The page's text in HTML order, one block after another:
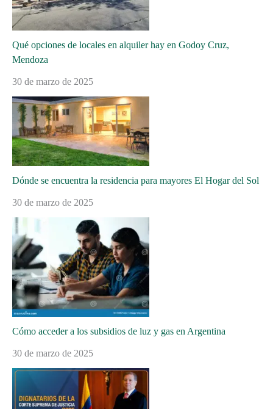
Qué opciones de locales en alquiler hay en Godoy Cruz,
Mendoza
30 de marzo de 2025
Dónde se encuentra la residencia para mayores El Hogar del Sol
30 de marzo de 2025
Cómo acceder a los subsidios de luz y gas en Argentina
30 de marzo de 2025